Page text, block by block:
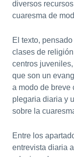
diversos
cuaresma de
El texto,
clases de
centros
que son un
a modo de breve
plegaria diaria y
sobre la
Entre los
entrevista diaria